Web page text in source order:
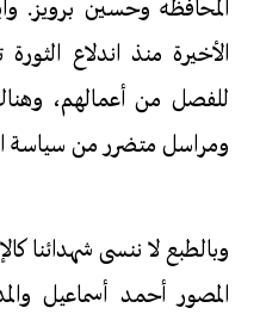
المحافظه وحسين برويز.
ومراسل متضرر من سياسة
وبالطبع لا ننسى شهدائنا
المصور أحمد أسماعيل